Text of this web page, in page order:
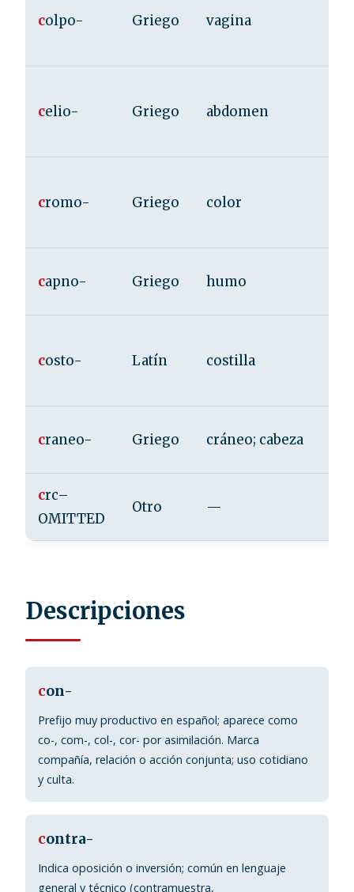
colpo- Griego vagina
celio- Griego abdomen
cromo- Griego color
capno- Griego humo
costo- Latín costilla
craneo- Griego cráneo; cabeza
crc–
OMITTED
Otro —
Descripciones
con-
Prefijo muy productivo en español; aparece como
co-, com-, col-, cor- por asimilación. Marca
compañía, relación o acción conjunta; uso cotidiano
y culta.
contra-
Indica oposición o inversión; común en lenguaje
general y técnico (contramuestra,